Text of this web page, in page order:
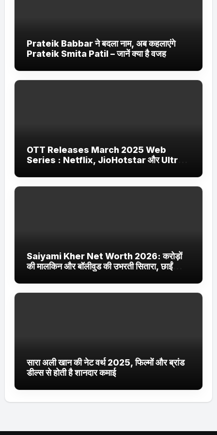
Prateik Babbar ने बदला नाम, अब कहलाएंगे
Prateik Smita Patil – जानें क्या है वजह
OTT Releases March 2025 Web
Series : Netflix, JioHotstar और Ultra
Saiyami Kher Net Worth 2026: करोड़ों
की मालकिन और बॉलीवुड की उभरती सितारा, छाईं
सारा अली खान की नेट वर्थ 2025, फिल्मों और ब्रांड
डील्स से होती है शानदार कमाई